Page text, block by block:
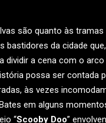
são quanto às tramas
bastidores da cidade
dividir a cena com o arco
possa ser contada
às vezes
em alguns
“Scooby Doo”